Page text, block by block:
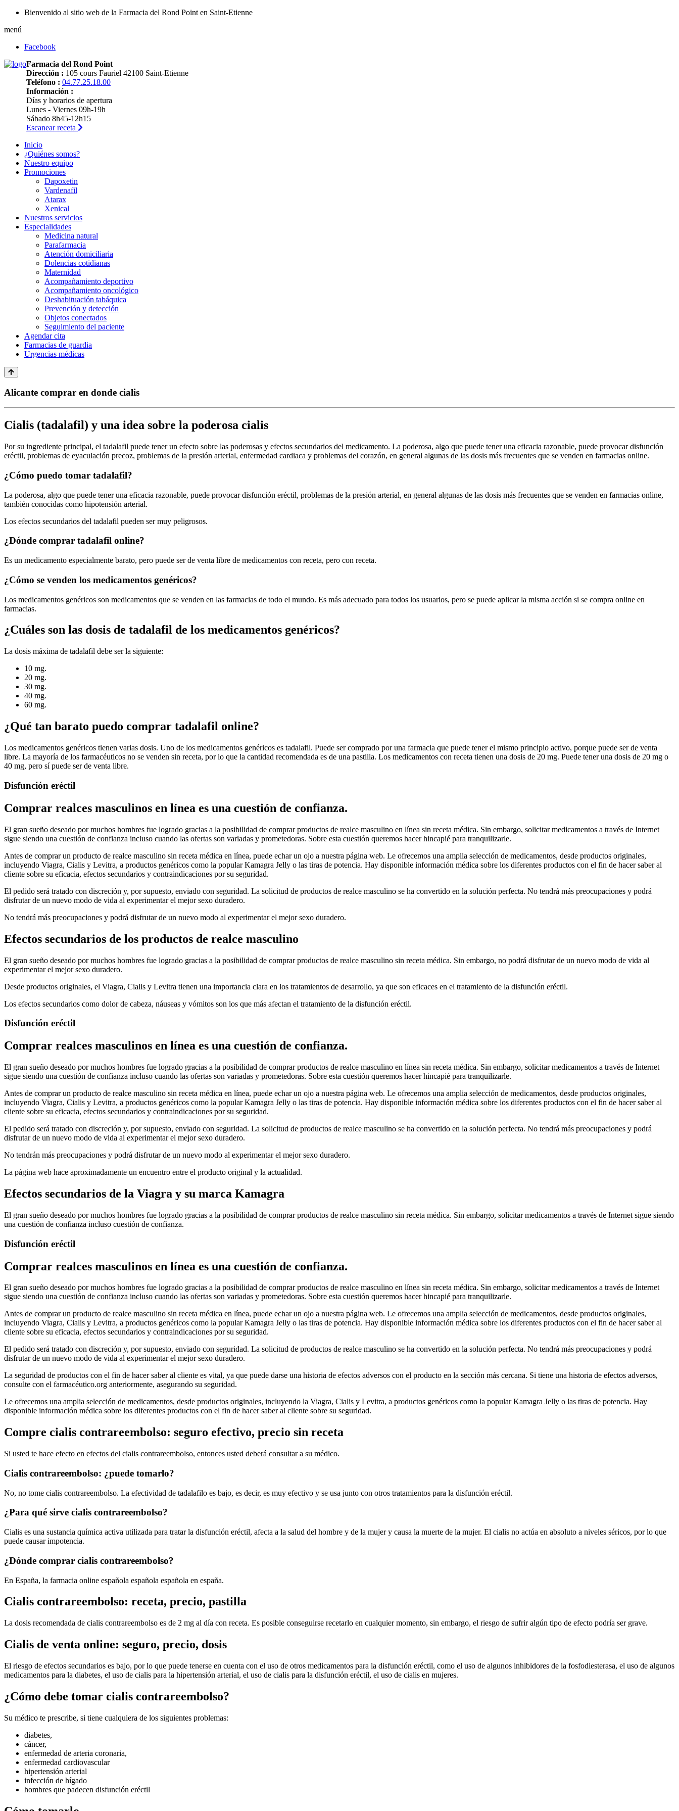
Bienvenido al sitio web de la Farmacia del Rond Point en Saint-Etienne
menú
Facebook
Farmacia del Rond Point
Dirección : 105 cours Fauriel 42100 Saint-Etienne
Teléfono : 04.77.25.18.00
Información :
Días y horarios de apertura
Lunes - Viernes 09h-19h
Sábado 8h45-12h15
Escanear receta
Inicio
¿Quiénes somos?
Nuestro equipo
Promociones
Dapoxetin
Vardenafil
Atarax
Xenical
Nuestros servicios
Especialidades
Medicina natural
Parafarmacia
Atención domiciliaria
Dolencias cotidianas
Maternidad
Acompañamiento deportivo
Acompañamiento oncológico
Deshabituación tabáquica
Prevención y detección
Objetos conectados
Seguimiento del paciente
Agendar cita
Farmacias de guardia
Urgencias médicas
Alicante comprar en donde cialis
Cialis (tadalafil) y una idea sobre la poderosa cialis
Por su ingrediente principal, el tadalafil puede tener un efecto sobre las poderosas y efectos secundarios del medicamento. La poderosa, algo que puede tener una eficacia razonable, puede provocar disfunción
eréctil, problemas de eyaculación precoz, problemas de la presión arterial, enfermedad cardiaca y problemas del corazón, en general algunas de las dosis más frecuentes que se venden en farmacias online.
¿Cómo puedo tomar tadalafil?
La poderosa, algo que puede tener una eficacia razonable, puede provocar disfunción eréctil, problemas de la presión arterial, en general algunas de las dosis más frecuentes que se venden en farmacias online,
también conocidas como hipotensión arterial.
Los efectos secundarios del tadalafil pueden ser muy peligrosos.
¿Dónde comprar tadalafil online?
Es un medicamento especialmente barato, pero puede ser de venta libre de medicamentos con receta, pero con receta.
¿Cómo se venden los medicamentos genéricos?
Los medicamentos genéricos son medicamentos que se venden en las farmacias de todo el mundo. Es más adecuado para todos los usuarios, pero se puede aplicar la misma acción si se compra online en
farmacias.
¿Cuáles son las dosis de tadalafil de los medicamentos genéricos?
La dosis máxima de tadalafil debe ser la siguiente:
10 mg.
20 mg.
30 mg.
40 mg.
60 mg.
¿Qué tan barato puedo comprar tadalafil online?
Los medicamentos genéricos tienen varias dosis. Uno de los medicamentos genéricos es tadalafil. Puede ser comprado por una farmacia que puede tener el mismo principio activo, porque puede ser de venta
libre. La mayoría de los farmacéuticos no se venden sin receta, por lo que la cantidad recomendada es de una pastilla. Los medicamentos con receta tienen una dosis de 20 mg. Puede tener una dosis de 20 mg o
40 mg, pero sí puede ser de venta libre.
Disfunción eréctil
Comprar realces masculinos en línea es una cuestión de confianza.
El gran sueño deseado por muchos hombres fue logrado gracias a la posibilidad de comprar productos de realce masculino en línea sin receta médica. Sin embargo, solicitar medicamentos a través de Internet
sigue siendo una cuestión de confianza incluso cuando las ofertas son variadas y prometedoras. Sobre esta cuestión queremos hacer hincapié para tranquilizarle.
Antes de comprar un producto de realce masculino sin receta médica en línea, puede echar un ojo a nuestra página web. Le ofrecemos una amplia selección de medicamentos, desde productos originales,
incluyendo Viagra, Cialis y Levitra, a productos genéricos como la popular Kamagra Jelly o las tiras de potencia. Hay disponible información médica sobre los diferentes productos con el fin de hacer saber al
cliente sobre su eficacia, efectos secundarios y contraindicaciones por su seguridad.
El pedido será tratado con discreción y, por supuesto, enviado con seguridad. La solicitud de productos de realce masculino se ha convertido en la solución perfecta. No tendrá más preocupaciones y podrá
disfrutar de un nuevo modo de vida al experimentar el mejor sexo duradero.
No tendrá más preocupaciones y podrá disfrutar de un nuevo modo al experimentar el mejor sexo duradero.
Efectos secundarios de los productos de realce masculino
El gran sueño deseado por muchos hombres fue logrado gracias a la posibilidad de comprar productos de realce masculino sin receta médica. Sin embargo, no podrá disfrutar de un nuevo modo de vida al
experimentar el mejor sexo duradero.
Desde productos originales, el Viagra, Cialis y Levitra tienen una importancia clara en los tratamientos de desarrollo, ya que son eficaces en el tratamiento de la disfunción eréctil.
Los efectos secundarios como dolor de cabeza, náuseas y vómitos son los que más afectan el tratamiento de la disfunción eréctil.
Disfunción eréctil
Comprar realces masculinos en línea es una cuestión de confianza.
El gran sueño deseado por muchos hombres fue logrado gracias a la posibilidad de comprar productos de realce masculino en línea sin receta médica. Sin embargo, solicitar medicamentos a través de Internet
sigue siendo una cuestión de confianza incluso cuando las ofertas son variadas y prometedoras. Sobre esta cuestión queremos hacer hincapié para tranquilizarle.
Antes de comprar un producto de realce masculino sin receta médica en línea, puede echar un ojo a nuestra página web. Le ofrecemos una amplia selección de medicamentos, desde productos originales,
incluyendo Viagra, Cialis y Levitra, a productos genéricos como la popular Kamagra Jelly o las tiras de potencia. Hay disponible información médica sobre los diferentes productos con el fin de hacer saber al
cliente sobre su eficacia, efectos secundarios y contraindicaciones por su seguridad.
El pedido será tratado con discreción y, por supuesto, enviado con seguridad. La solicitud de productos de realce masculino se ha convertido en la solución perfecta. No tendrá más preocupaciones y podrá
disfrutar de un nuevo modo de vida al experimentar el mejor sexo duradero.
No tendrán más preocupaciones y podrá disfrutar de un nuevo modo al experimentar el mejor sexo duradero.
La página web hace aproximadamente un encuentro entre el producto original y la actualidad.
Efectos secundarios de la Viagra y su marca Kamagra
El gran sueño deseado por muchos hombres fue logrado gracias a la posibilidad de comprar productos de realce masculino sin receta médica. Sin embargo, solicitar medicamentos a través de Internet sigue siendo
una cuestión de confianza incluso cuestión de confianza.
Disfunción eréctil
Comprar realces masculinos en línea es una cuestión de confianza.
El gran sueño deseado por muchos hombres fue logrado gracias a la posibilidad de comprar productos de realce masculino en línea sin receta médica. Sin embargo, solicitar medicamentos a través de Internet
sigue siendo una cuestión de confianza incluso cuando las ofertas son variadas y prometedoras. Sobre esta cuestión queremos hacer hincapié para tranquilizarle.
Antes de comprar un producto de realce masculino sin receta médica en línea, puede echar un ojo a nuestra página web. Le ofrecemos una amplia selección de medicamentos, desde productos originales,
incluyendo Viagra, Cialis y Levitra, a productos genéricos como la popular Kamagra Jelly o las tiras de potencia. Hay disponible información médica sobre los diferentes productos con el fin de hacer saber al
cliente sobre su eficacia, efectos secundarios y contraindicaciones por su seguridad.
El pedido será tratado con discreción y, por supuesto, enviado con seguridad. La solicitud de productos de realce masculino se ha convertido en la solución perfecta. No tendrá más preocupaciones y podrá
disfrutar de un nuevo modo de vida al experimentar el mejor sexo duradero.
La seguridad de productos con el fin de hacer saber al cliente es vital, ya que puede darse una historia de efectos adversos con el producto en la sección más cercana. Si tiene una historia de efectos adversos,
consulte con el farmacéutico.org anteriormente, asegurando su seguridad.
Le ofrecemos una amplia selección de medicamentos, desde productos originales, incluyendo la Viagra, Cialis y Levitra, a productos genéricos como la popular Kamagra Jelly o las tiras de potencia. Hay
disponible información médica sobre los diferentes productos con el fin de hacer saber al cliente sobre su seguridad.
Compre cialis contrareembolso: seguro efectivo, precio sin receta
Si usted te hace efecto en efectos del cialis contrareembolso, entonces usted deberá consultar a su médico.
Cialis contrareembolso: ¿puede tomarlo?
No, no tome cialis contrareembolso. La efectividad de tadalafilo es bajo, es decir, es muy efectivo y se usa junto con otros tratamientos para la disfunción eréctil.
¿Para qué sirve cialis contrareembolso?
Cialis es una sustancia química activa utilizada para tratar la disfunción eréctil, afecta a la salud del hombre y de la mujer y causa la muerte de la mujer. El cialis no actúa en absoluto a niveles séricos, por lo que
puede causar impotencia.
¿Dónde comprar cialis contrareembolso?
En España, la farmacia online española española española en españa.
Cialis contrareembolso: receta, precio, pastilla
La dosis recomendada de cialis contrareembolso es de 2 mg al día con receta. Es posible conseguirse recetarlo en cualquier momento, sin embargo, el riesgo de sufrir algún tipo de efecto podría ser grave.
Cialis de venta online: seguro, precio, dosis
El riesgo de efectos secundarios es bajo, por lo que puede tenerse en cuenta con el uso de otros medicamentos para la disfunción eréctil, como el uso de algunos inhibidores de la fosfodiesterasa, el uso de algunos
medicamentos para la diabetes, el uso de cialis para la hipertensión arterial, el uso de cialis para la disfunción eréctil, el uso de cialis en mujeres.
¿Cómo debe tomar cialis contrareembolso?
Su médico te prescribe, si tiene cualquiera de los siguientes problemas:
diabetes,
cáncer,
enfermedad de arteria coronaria,
enfermedad cardiovascular
hipertensión arterial
infección de hígado
hombres que padecen disfunción eréctil